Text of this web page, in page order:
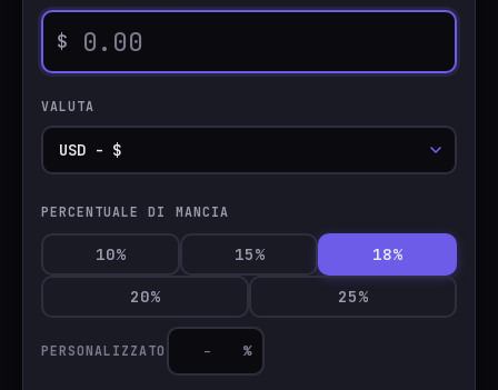
$
VALUTA
PERCENTUALE DI MANCIA
10% 15%
18%
20%
25%
PERSONALIZZATO %